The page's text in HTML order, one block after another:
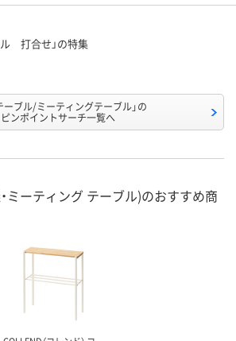
ル 打合せ」の特集
ーブル/ミーティングテーブル」の
ピンポイントサーチ一覧へ
ミーティング テーブル)のおすすめ商